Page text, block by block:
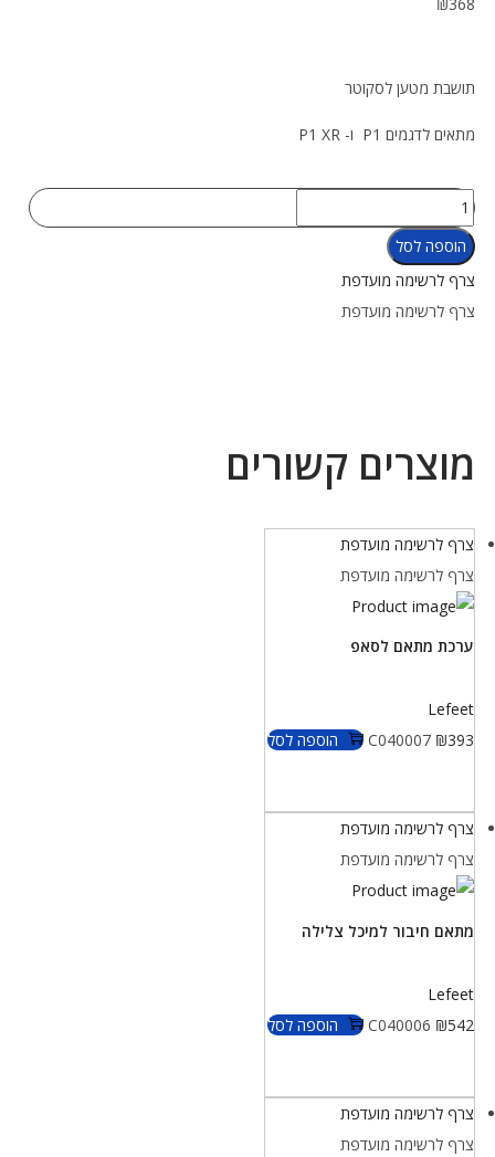
תושבת מטען לסקוטר
מתאים לדגמים P1 ו- P1 XR
הוספה לסל
צרף לרשימה מועדפת
צרף לרשימה מועדפת
מוצרים קשורים
צרף לרשימה מועדפת
צרף לרשימה מועדפת
ערכת מתאם לסאפ
Lefeet
C040007 ₪393 הוספה לסל
צרף לרשימה מועדפת
צרף לרשימה מועדפת
מתאם חיבור למיכל צלילה
Lefeet
C040006 ₪542 הוספה לסל
צרף לרשימה מועדפת
צרף לרשימה מועדפת